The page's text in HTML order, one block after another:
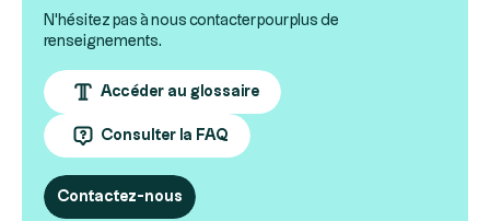
N'hésitez pas à nous contacter pour plus de
renseignements.
Accéder au glossaire
Consulter la FAQ
Contactez-nous